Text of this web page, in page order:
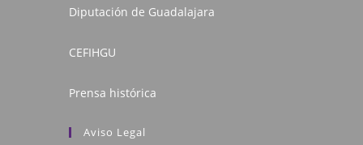
Diputación de Guadalajara
CEFIHGU
Prensa histórica
Aviso Legal